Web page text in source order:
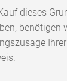
dieses
benötigen